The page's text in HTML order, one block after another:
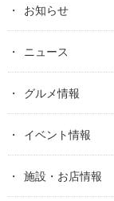
お知らせ
ニュース
グルメ情報
イベント情報
施設・お店情報